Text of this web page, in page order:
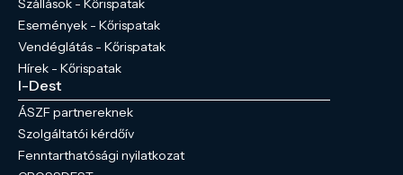
Szállások - Kőrispatak
Események - Kőrispatak
Vendéglátás - Kőrispatak
Hírek - Kőrispatak
I-Dest
ÁSZF partnereknek
Szolgáltatói kérdőív
Fenntarthatósági nyilatkozat